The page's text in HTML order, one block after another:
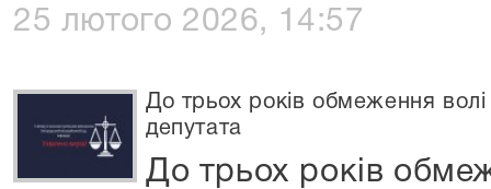
25 лютого 2026, 14:57
До трьох років обмеження
депутата
До трьох років